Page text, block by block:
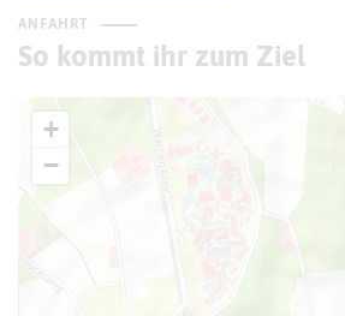
ANFAHRT
So kommt ihr zum Ziel
+
−